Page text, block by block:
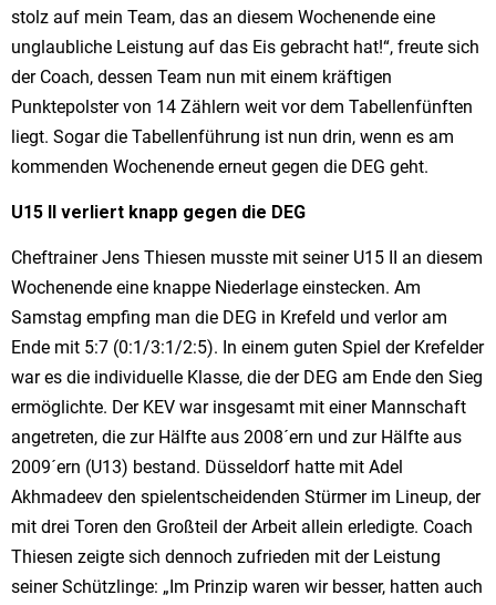
stolz auf mein Team, das an diesem Wochenende eine
unglaubliche Leistung auf das Eis gebracht hat!“, freute sich
der Coach, dessen Team nun mit einem kräftigen
Punktepolster von 14 Zählern weit vor dem Tabellenfünften
liegt. Sogar die Tabellenführung ist nun drin, wenn es am
kommenden Wochenende erneut gegen die DEG geht.
U15 II verliert knapp gegen die DEG
Cheftrainer Jens Thiesen musste mit seiner U15 II an diesem
Wochenende eine knappe Niederlage einstecken. Am
Samstag empfing man die DEG in Krefeld und verlor am
Ende mit 5:7 (0:1/3:1/2:5). In einem guten Spiel der Krefelder
war es die individuelle Klasse, die der DEG am Ende den Sieg
ermöglichte. Der KEV war insgesamt mit einer Mannschaft
angetreten, die zur Hälfte aus 2008´ern und zur Hälfte aus
2009´ern (U13) bestand. Düsseldorf hatte mit Adel
Akhmadeev den spielentscheidenden Stürmer im Lineup, der
mit drei Toren den Großteil der Arbeit allein erledigte. Coach
Thiesen zeigte sich dennoch zufrieden mit der Leistung
seiner Schützlinge: „Im Prinzip waren wir besser, hatten auch